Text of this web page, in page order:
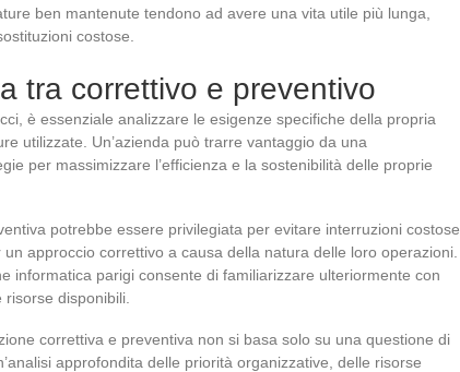
ben mantenute tendono ad avere una vita utile più lunga,
costose.
tra correttivo e preventivo
è essenziale analizzare le esigenze specifiche della propria
utilizzate. Un’azienda può trarre vantaggio da una
per massimizzare l’efficienza e la sostenibilità delle proprie
potrebbe essere privilegiata per evitare interruzioni costose,
approccio correttivo a causa della natura delle loro operazioni.
informatica parigi consente di familiarizzare ulteriormente con
disponibili.
correttiva e preventiva non si basa solo su una questione di
approfondita delle priorità organizzative, delle risorse